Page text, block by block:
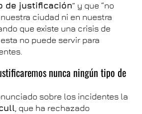
de justificación” y que “no
ciudad ni en nuestra
que existe una crisis de
no puede servir para
nunca ningún tipo de
sobre los incidentes la
, que ha rechazado